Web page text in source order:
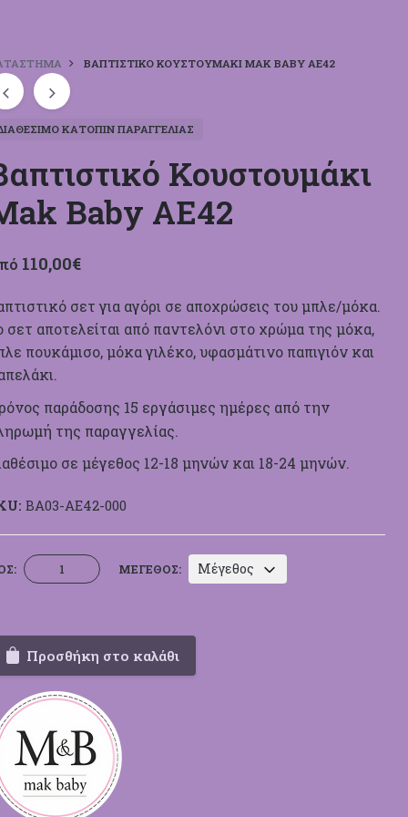
ΒΑΠΤΙΣΤΙΚΌ ΚΟΥΣΤΟΥΜΆΚΙ MAK BABY ΑΕ42
ΚΑΤΌΠΙΝ ΠΑΡΑΓΓΕΛΊΑΣ
Κουστουμάκι
Baby ΑΕ42
110,00€
σετ για αγόρι σε αποχρώσεις του μπλε/μόκα.
σετ αποτελείται από παντελόνι στο χρώμα της μόκα,
πουκάμισο, μόκα γιλέκο, υφασμάτινο παπιγιόν και
παράδοσης 15 εργάσιμες ημέρες από την
της παραγγελίας.
σε μέγεθος 12-18 μηνών και 18-24 μηνών.
BA03-ΑΕ42-000
Βαπτιστικό
Κουστουμάκι
Baby
ΑΕ42
ποσότητα
ΜΈΓΕΘΟΣ: Μέγεθος
Προσθήκη στο καλάθι